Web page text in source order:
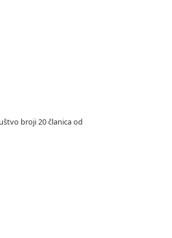
broji 20 članica od